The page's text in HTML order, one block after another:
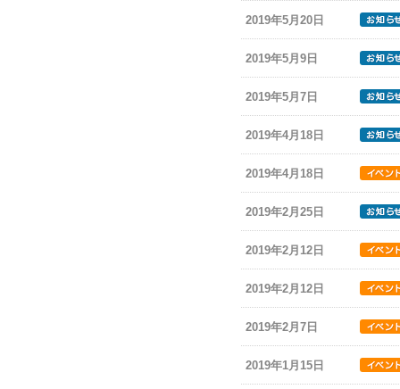
2019年5月20日
2019年5月9日
2019年5月7日
2019年4月18日
2019年4月18日
2019年2月25日
2019年2月12日
2019年2月12日
2019年2月7日
2019年1月15日